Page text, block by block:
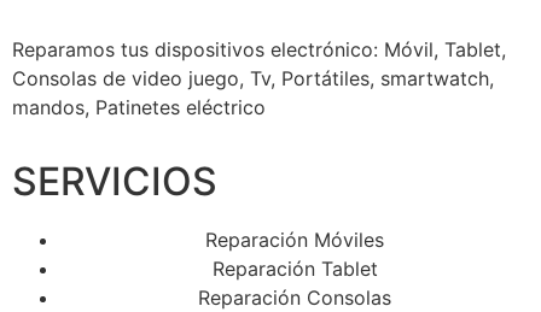
Reparamos tus dispositivos electrónico: Móvil, Tablet,
Consolas de video juego, Tv, Portátiles, smartwatch,
mandos, Patinetes eléctrico
SERVICIOS
Reparación Móviles
Reparación Tablet
Reparación Consolas